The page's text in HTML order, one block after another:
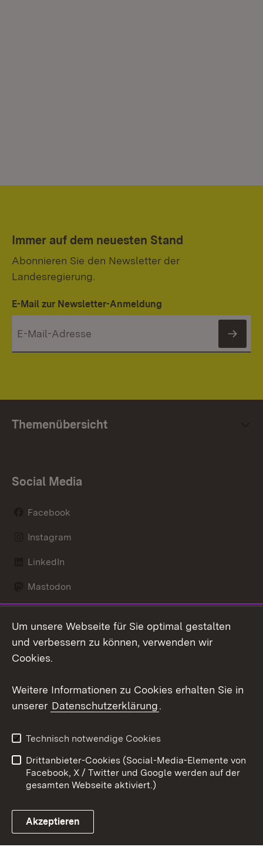
Immer auf dem neuesten Stand
Abonnieren Sie den Newsletter der
Landesregierung.
E-Mail zur Newsletter-Anmeldung
Themenübersicht
Social Media
Facebook
Instagram
LinkedIn
Mastodon
X / Twitter
Youtube
Link zum Landesportal
Kontakt
Datenschutz
Barrierefreiheit
Impressum Cookies
Um unsere Webseite für Sie optimal gestalten
und verbessern zu können, verwenden wir
Cookies.
Weitere Informationen zu Cookies erhalten Sie in
unserer Datenschutzerklärung.
Technisch notwendige Cookies
Drittanbieter-Cookies (Social-Media-Elemente von
Facebook, X / Twitter und Google werden auf der
gesamten Webseite aktiviert.)
Akzeptieren